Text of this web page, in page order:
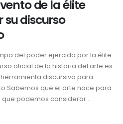
de la élite
discurso
del poder ejercido por la élite
oficial de la historia del arte es
discursiva para
Sabemos que el arte nace para
podemos considerar...